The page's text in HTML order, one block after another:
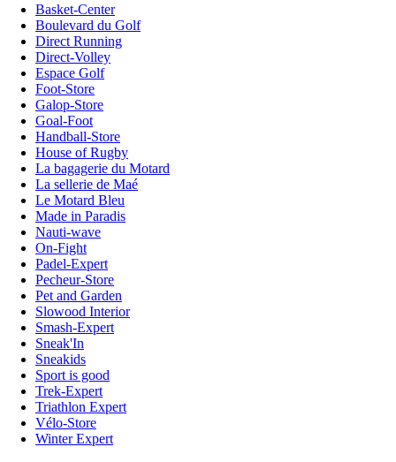
Basket-Center
Boulevard du Golf
Direct Running
Direct-Volley
Espace Golf
Foot-Store
Galop-Store
Goal-Foot
Handball-Store
House of Rugby
La bagagerie du Motard
La sellerie de Maé
Le Motard Bleu
Made in Paradis
Nauti-wave
On-Fight
Padel-Expert
Pecheur-Store
Pet and Garden
Slowood Interior
Smash-Expert
Sneak'In
Sneakids
Sport is good
Trek-Expert
Triathlon Expert
Vélo-Store
Winter Expert